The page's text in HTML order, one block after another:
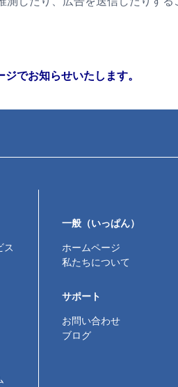
でお知らせいたします。
ス
一般（いっぱん）
ホームページ
私たちについて
サポート
お問い合わせ
ブログ